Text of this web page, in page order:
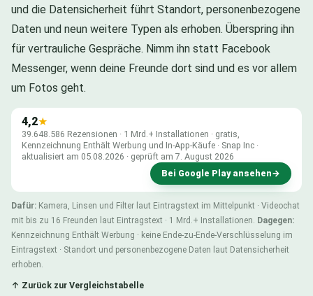
und die Datensicherheit führt Standort, personenbezogene
Daten und neun weitere Typen als erhoben. Überspring ihn
für vertrauliche Gespräche. Nimm ihn statt Facebook
Messenger, wenn deine Freunde dort sind und es vor allem
um Fotos geht.
4,2★
39.648.586 Rezensionen · 1 Mrd.+ Installationen · gratis,
Kennzeichnung Enthält Werbung und In-App-Käufe · Snap Inc ·
aktualisiert am 05.08.2026 · geprüft am 7. August 2026
Bei Google Play ansehen→
Dafür: Kamera, Linsen und Filter laut Eintragstext im Mittelpunkt · Videochat
mit bis zu 16 Freunden laut Eintragstext · 1 Mrd.+ Installationen. Dagegen:
Kennzeichnung Enthält Werbung · keine Ende-zu-Ende-Verschlüsselung im
Eintragstext · Standort und personenbezogene Daten laut Datensicherheit
erhoben.
↑ Zurück zur Vergleichstabelle